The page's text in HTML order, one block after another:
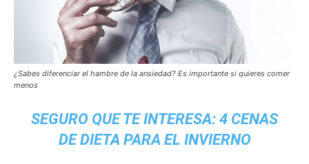
¿Sabes diferenciar el hambre de la ansiedad? Es importante si quieres comer
menos
SEGURO QUE TE INTERESA: 4 CENAS
DE DIETA PARA EL INVIERNO